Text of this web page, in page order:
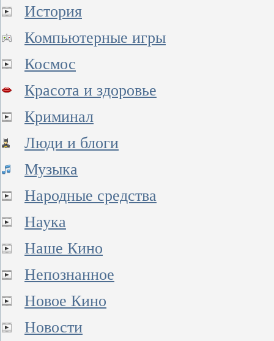
История
Компьютерные игры
Космос
Красота и здоровье
Криминал
Люди и блоги
Музыка
Народные средства
Наука
Наше Кино
Непознанное
Новое Кино
Новости